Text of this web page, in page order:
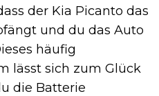
der Kia Picanto das
und du das Auto
häufig
lässt sich zum Glück
die Batterie